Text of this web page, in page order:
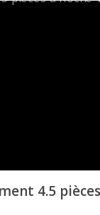
4.5